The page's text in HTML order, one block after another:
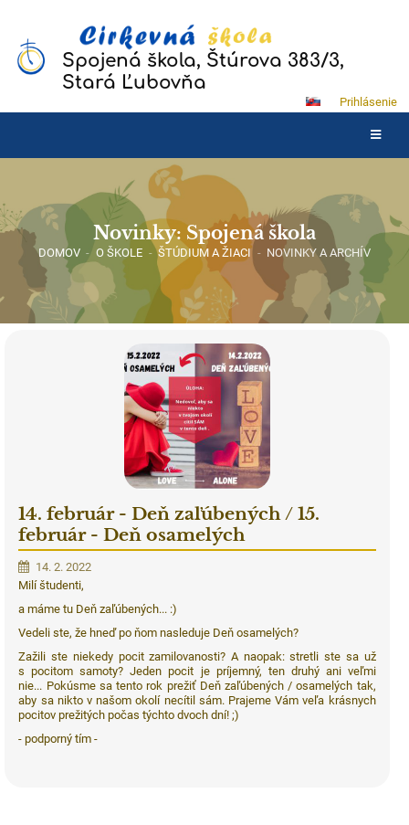
Spojená škola, Štúrova 383/3,
Stará Ľubovňa
Prihlásenie
Novinky: Spojená škola
DOMOV - O ŠKOLE - ŠTÚDIUM A ŽIACI - NOVINKY A ARCHÍV
14. február - Deň zaľúbených / 15.
február - Deň osamelých
14. 2. 2022
Milí študenti,
a máme tu Deň zaľúbených... :)
Vedeli ste, že hneď po ňom nasleduje Deň osamelých?
Zažili ste niekedy pocit zamilovanosti? A naopak: stretli ste sa už
s pocitom samoty? Jeden pocit je príjemný, ten druhý ani veľmi
nie... Pokúsme sa tento rok prežiť Deň zaľúbených / osamelých tak,
aby sa nikto v našom okolí necítil sám. Prajeme Vám veľa krásnych
pocitov prežitých počas týchto dvoch dní! ;)
- podporný tím -